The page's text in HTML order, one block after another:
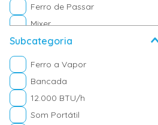
Ferro de Passar
Mixer
Forno
Subcategoria
Ferro a Vapor
Bancada
12.000 BTU/h
Som Portátil